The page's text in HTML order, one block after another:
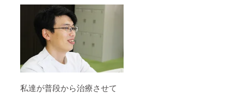
私達が普段から治療させて